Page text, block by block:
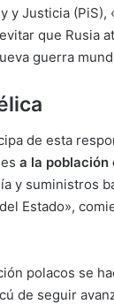
y Justicia
que Rusia
guerra
de esta
a la
y suministros
Estado»,
polacos se
de seguir